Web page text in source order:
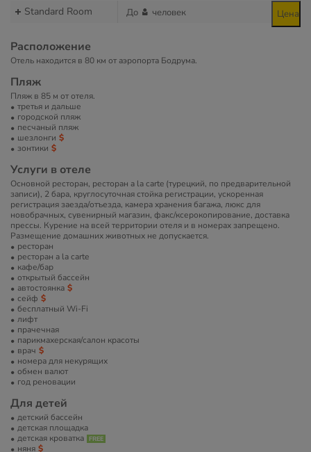
Standard Room До человек Цена
Расположение
Отель находится в 80 км от аэропорта Бодрума.
Пляж
Пляж в 85 м от отеля.
третья и дальше
городской пляж
песчаный пляж
шезлонги
зонтики
Услуги в отеле
Основной ресторан, ресторан a la carte (турецкий, по предварительной
записи), 2 бара, круглосуточная стойка регистрации, ускоренная
регистрация заезда/отъезда, камера хранения багажа, люкс для
новобрачных, сувенирный магазин, факс/ксерокопирование, доставка
прессы. Курение на всей территории отеля и в номерах запрещено.
Размещение домашних животных не допускается.
ресторан
ресторан a la carte
кафе/бар
открытый бассейн
автостоянка
сейф
бесплатный Wi-Fi
лифт
прачечная
парикмахерская/салон красоты
врач
номера для некурящих
обмен валют
год реновации
Для детей
детский бассейн
детская площадка
детская кроватка
няня